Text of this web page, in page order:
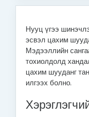
Нууц үгээ
эсвэл цахим
Мэдээллийн
тохиолдолд
цахим шууданг
илгээх болно.